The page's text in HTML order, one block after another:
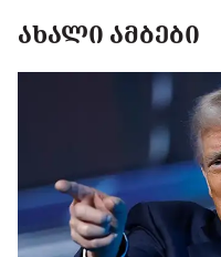
ᲐᲮᲐᲚᲘ ᲐᲛᲑᲔᲑᲘ